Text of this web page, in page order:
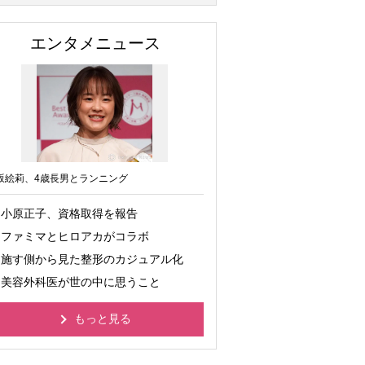
エンタメニュース
絵莉、4歳長男とランニング
小原正子、資格取得を報告
ファミマとヒロアカがコラボ
施す側から見た整形のカジュアル化
美容外科医が世の中に思うこと
もっと見る